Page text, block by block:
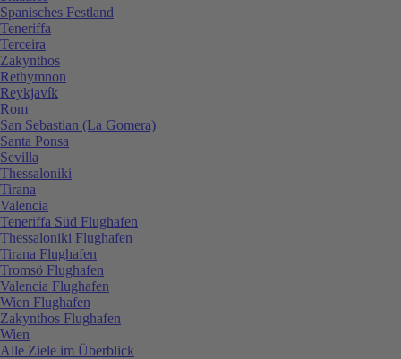
Spanisches Festland
Teneriffa
Terceira
Zakynthos
Rethymnon
Reykjavík
Rom
San Sebastian (La Gomera)
Santa Ponsa
Sevilla
Thessaloniki
Tirana
Valencia
Teneriffa Süd Flughafen
Thessaloniki Flughafen
Tirana Flughafen
Tromsö Flughafen
Valencia Flughafen
Wien Flughafen
Zakynthos Flughafen
Wien
Alle Ziele im Überblick